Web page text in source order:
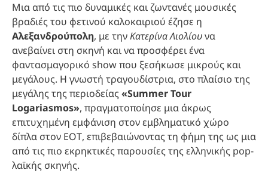
Μια από τις πιο δυναμικές και ζωντανές μουσικές
βραδιές του φετινού καλοκαιριού έζησε η
Αλεξανδρούπολη, με τηνΚατερίνα Λιολίουνα
ανεβαίνει στη σκηνή και να προσφέρει ένα
φαντασμαγορικό show που ξεσήκωσε μικρούς και
μεγάλους. Η γνωστή τραγουδίστρια, στο πλαίσιο της
μεγάλης της περιοδείας«Summer Tour
Logariasmos», πραγματοποίησε μια άκρως
επιτυχημένη εμφάνιση στον εμβληματικό χώρο
δίπλα στον ΕΟΤ, επιβεβαιώνοντας τη φήμη της ως μια
από τις πιο εκρηκτικές παρουσίες της ελληνικής pop-
λαϊκής σκηνής.